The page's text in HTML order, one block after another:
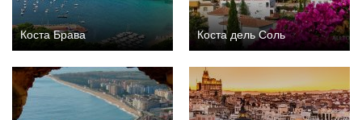
Коста Брава Коста дель Соль